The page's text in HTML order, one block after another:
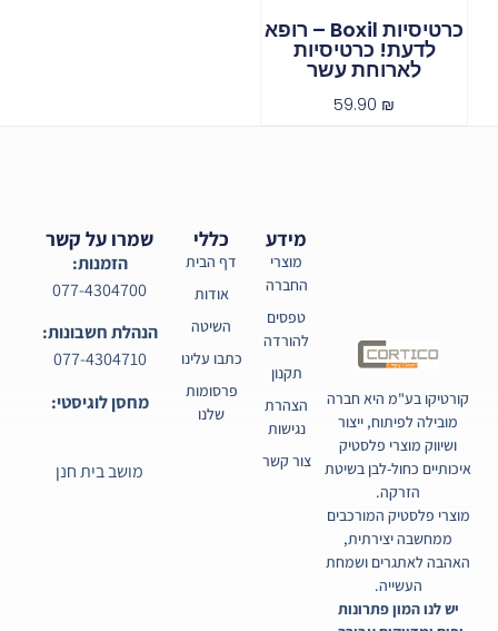
כרטיסיות Boxil – רופא
לדעת! כרטיסיות
לארוחת עשר
59.90 ₪
קורטיקו בע"מ היא חברה
מובילה לפיתוח, ייצור
ושיווק מוצרי פלסטיק
איכותיים כחול-לבן בשיטת
הזרקה.
מוצרי פלסטיק המורכבים
ממחשבה יצירתית,
האהבה לאתגרים ושמחת
העשייה.
יש לנו המון פתרונות
כללי
דף הבית
אודות
השיטה
כתבו עלינו
פרסומות
שלנו
מידע
מוצרי
החברה
טפסים
להורדה
תקנון
הצהרת
נגישות
צור קשר
שמרו על קשר
הזמנות:
077-4304700
הנהלת חשבונות:
077-4304710
מחסן לוגיסטי:
מושב בית חנן